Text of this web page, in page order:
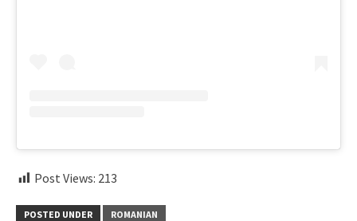
Post Views: 213
POSTED UNDER ROMANIAN